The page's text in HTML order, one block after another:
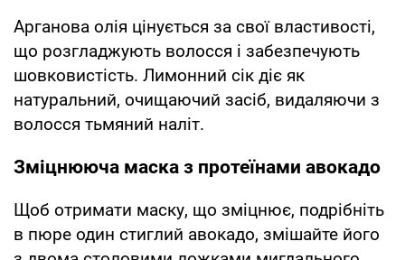
Арганова олія цінується за свої властивості,
що розгладжують волосся і забезпечують
шовковистість. Лимонний сік діє як
натуральний, очищаючий засіб, видаляючи з
волосся тьмяний наліт.
Зміцнююча маска з протеїнами авокадо
Щоб отримати маску, що зміцнює, подрібніть
в пюре один стиглий авокадо, змішайте його